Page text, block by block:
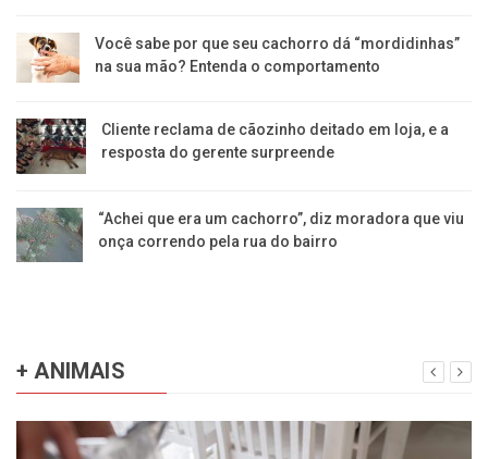
Você sabe por que seu cachorro dá “mordidinhas”
na sua mão? Entenda o comportamento
Cliente reclama de cãozinho deitado em loja, e a
resposta do gerente surpreende
“Achei que era um cachorro”, diz moradora que viu
onça correndo pela rua do bairro
+ ANIMAIS